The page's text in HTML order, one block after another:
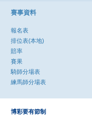
賽事資料
報名表
排位表(本地)
賠率
賽果
騎師分場表
練馬師分場表
博彩要有節制